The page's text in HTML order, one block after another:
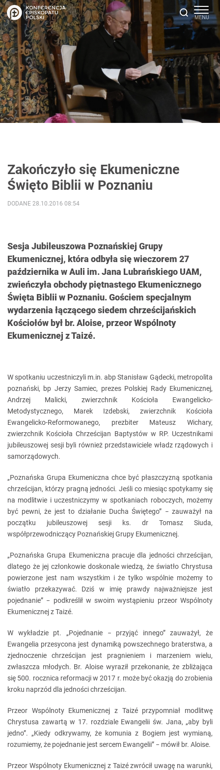
Zakończyło się Ekumeniczne
Święto Biblii w Poznaniu
Sesja Jubileuszowa Poznańskiej Grupy
Ekumenicznej, która odbyła się wieczorem 27
października w Auli im. Jana Lubrańskiego UAM,
zwieńczyła obchody piętnastego Ekumenicznego
Święta Biblii w Poznaniu. Gościem specjalnym
wydarzenia łączącego siedem chrześcijańskich
Kościołów był br. Aloise, przeor Wspólnoty
Ekumenicznej z Taizé.
DODANE 28.10.2016 08:54
W spotkaniu uczestniczyli m.in. abp Stanisław Gądecki, metropolita
poznański, bp Jerzy Samiec, prezes Polskiej Rady Ekumenicznej,
Andrzej Malicki, zwierzchnik Kościoła Ewangelicko-
Metodystycznego, Marek Izdebski, zwierzchnik Kościoła
Ewangelicko-Reformowanego, prezbiter Mateusz Wichary,
zwierzchnik Kościoła Chrześcijan Baptystów w RP. Uczestnikami
jubileuszowej sesji byli również przedstawiciele władz rządowych i
samorządowych.
„Poznańska Grupa Ekumeniczna chce być płaszczyzną spotkania
chrześcijan, którzy pragną jedności. Jeśli co miesiąc spotykamy się
na modlitwie i uczestniczymy w spotkaniach roboczych, możemy
być pewni, że jest to działanie Ducha Świętego” − zauważył na
początku jubileuszowej sesji ks. dr Tomasz Siuda,
współprzewodniczący Poznańskiej Grupy Ekumenicznej.
„Poznańska Grupa Ekumeniczna pracuje dla jedności chrześcijan,
dlatego że jej członkowie doskonale wiedzą, że światło Chrystusa
powierzone jest nam wszystkim i że tylko wspólnie możemy to
światło przekazywać. Dziś w imię prawdy najważniejsze jest
pojednanie” − podkreślił w swoim wystąpieniu przeor Wspólnoty
Ekumenicznej z Taizé.
W wykładzie pt. „Pojednanie − przyjąć innego” zauważył, że
Ewangelia przesycona jest dynamiką powszechnego braterstwa, a
zjednoczenie chrześcijan jest pragnieniem i marzeniem wielu,
zwłaszcza młodych. Br. Aloise wyraził przekonanie, że zbliżająca
się 500. rocznica reformacji w 2017 r. może być okazją do zrobienia
kroku naprzód dla jedności chrześcijan.
Przeor Wspólnoty Ekumenicznej z Taizé przypomniał modlitwę
Chrystusa zawartą w 17. rozdziale Ewangelii św. Jana, „aby byli
jedno”. „Kiedy odkrywamy, że komunia z Bogiem jest wymianą,
rozumiemy, że pojednanie jest sercem Ewangelii” − mówił br. Aloise.
Przeor Wspólnoty Ekumenicznej z Taizé zwrócił uwagę na warunki,